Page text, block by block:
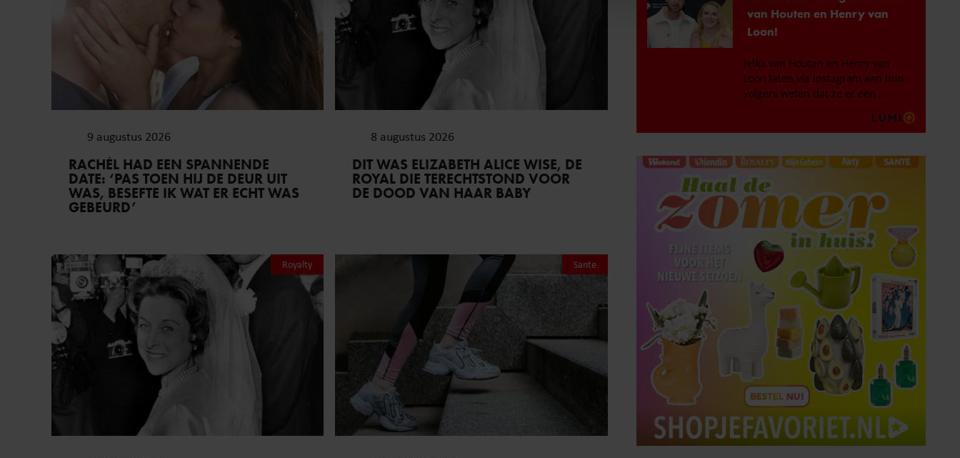
media, adverteren en analyse. Deze partners kunnen deze gegevens combineren met andere informatie die u aan ze heeft
verstrekt of die ze hebben verzameld op basis van uw gebruik van hun services. U gaat akkoord met onze cookies als u
onze website blijft gebruiken.
9 augustus 2026
RACHÉL HAD EEN SPANNENDE
DATE: ‘PAS TOEN HIJ DE DEUR UIT
WAS, BESEFTE IK WAT ER ECHT WAS
GEBEURD’
8 augustus 2026
DIT WAS ELIZABETH ALICE WISE, DE
ROYAL DIE TERECHTSTOND VOOR
DE DOOD VAN HAAR BABY
Royalty Sante